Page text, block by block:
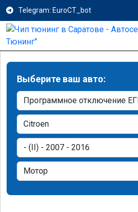
Telegram: EuroCT_bot
Выберите ваш авто: